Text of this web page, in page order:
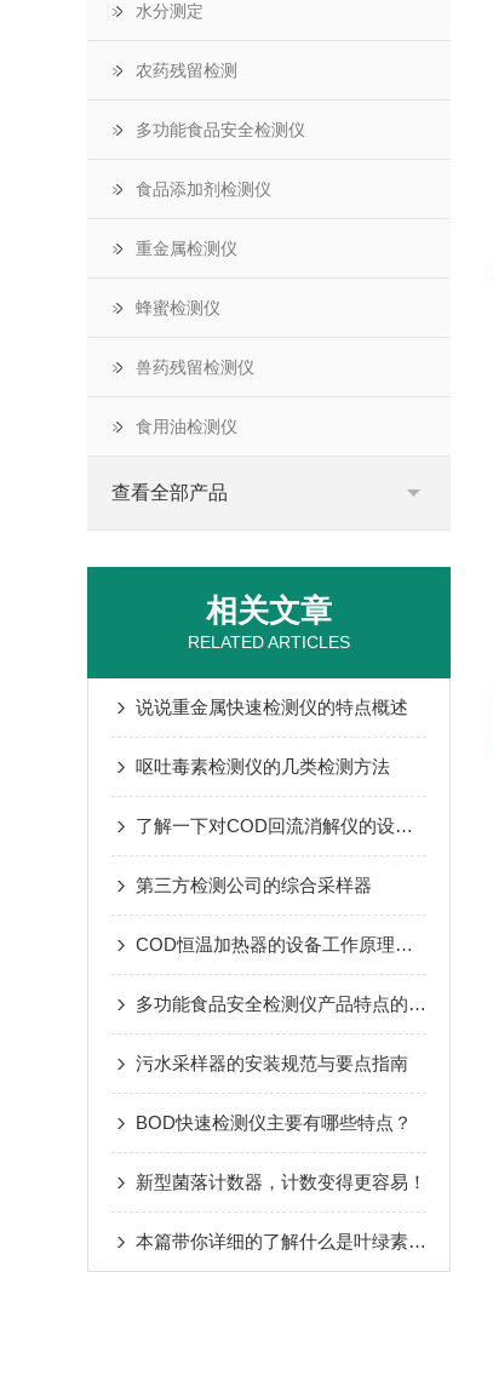
水分测定
农药残留检测
多功能食品安全检测仪
食品添加剂检测仪
重金属检测仪
蜂蜜检测仪
兽药残留检测仪
食用油检测仪
查看全部产品
相关文章
RELATED ARTICLES
说说重金属快速检测仪的特点概述
呕吐毒素检测仪的几类检测方法
了解一下对COD回流消解仪的设计要求是什么吧
第三方检测公司的综合采样器
COD恒温加热器的设备工作原理详解
多功能食品安全检测仪产品特点的介绍与说明
污水采样器的安装规范与要点指南
BOD快速检测仪主要有哪些特点？
新型菌落计数器，计数变得更容易！
本篇带你详细的了解什么是叶绿素荧光